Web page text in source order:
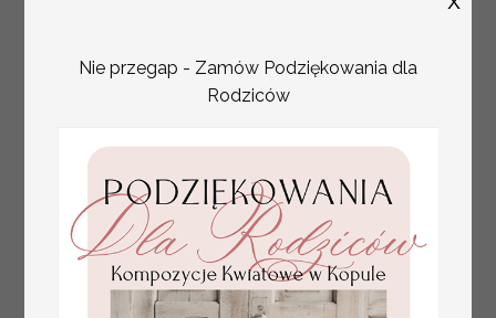
Nie przegap - Zamów Podziękowania dla
Rodziców